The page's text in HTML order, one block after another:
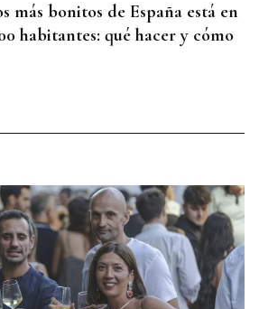
más bonitos de España está en
habitantes: qué hacer y cómo